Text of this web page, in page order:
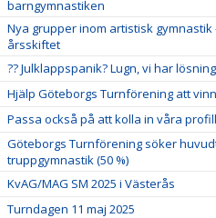
barngymnastiken
Nya grupper inom artistisk
årsskiftet
?? Julklappspanik? Lugn, vi har
Hjälp Göteborgs Turnförening att
Passa också på att kolla in våra
Göteborgs Turnförening söker
truppgymnastik (50 %)
KvAG/MAG SM 2025 i Västerås
Turndagen 11 maj 2025